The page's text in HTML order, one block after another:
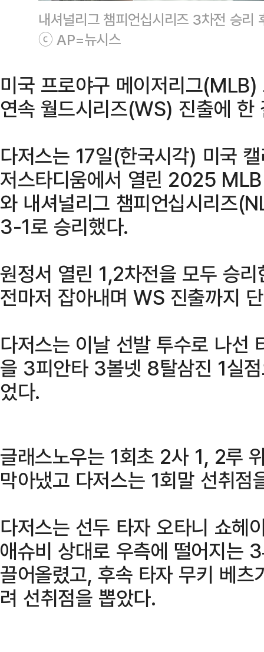
내셔널리그 챔피언십시리즈 3차전 승리
ⓒ AP=뉴시스
미국 프로야구 메이저리그
연속 월드시리즈(WS) 진출에 한
다저스는 17일(한국시각) 미국
저스타디움에서 열린 2025
와 내셔널리그 챔피언십시리즈
3-1로 승리했다.
원정서 열린 1,2차전을 모두 승
전마저 잡아내며 WS 진출까지
다저스는 이날 선발 투수로 나선
을 3피안타 3볼넷 8탈삼진 1실
었다.
글래스노우는 1회초 2사 1, 2루
막아냈고 다저스는 1회말 선취점
다저스는 선두 타자 오타니 쇼헤
애슈비 상대로 우측에 떨어지는
끌어올렸고, 후속 타자 무키 베
려 선취점을 뽑았다.